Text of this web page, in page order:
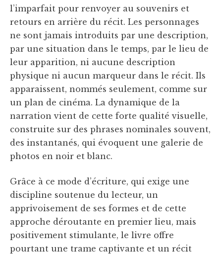
l’imparfait pour renvoyer au souvenirs et
retours en arrière du récit. Les personnages
ne sont jamais introduits par une description,
par une situation dans le temps, par le lieu de
leur apparition, ni aucune description
physique ni aucun marqueur dans le récit. Ils
apparaissent, nommés seulement, comme sur
un plan de cinéma. La dynamique de la
narration vient de cette forte qualité visuelle,
construite sur des phrases nominales souvent,
des instantanés, qui évoquent une galerie de
photos en noir et blanc.
Grâce à ce mode d’écriture, qui exige une
discipline soutenue du lecteur, un
apprivoisement de ses formes et de cette
approche déroutante en premier lieu, mais
positivement stimulante, le livre offre
pourtant une trame captivante et un récit